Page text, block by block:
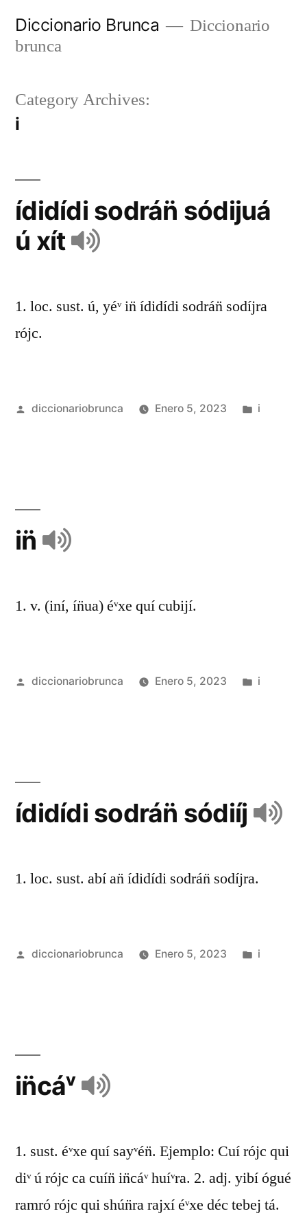
Diccionario Brunca
Diccionario
brunca
Category Archives:
i
ídidídi sodrán̈ sódijuá
ú xít
1. loc. sust. ú, yéᵛ in̈ ídidídi sodrán̈ sodíjra
rójc.
diccionariobrunca Enero 5, 2023 i
in̈
1. v. (iní, ín̈ua) éᵛxe quí cubijí.
diccionariobrunca Enero 5, 2023 i
ídidídi sodrán̈ sódiíj
1. loc. sust. abí an̈ ídidídi sodrán̈ sodíjra.
diccionariobrunca Enero 5, 2023 i
in̈cáᵛ
1. sust. éᵛxe quí sayᵛén̈. Ejemplo: Cuí rójc qui
diᵛ ú rójc ca cuín̈ in̈cáᵛ huíᵛra. 2. adj. yibí ógué
ramró rójc qui shún̈ra rajxí éᵛxe déc tebej tá.